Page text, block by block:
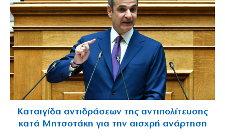
Καταιγίδα αντιδράσεων της αντιπολίτευσης
κατά Μητσοτάκη για την αισχρή ανάρτηση